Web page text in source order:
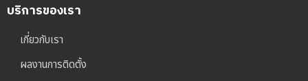
บริการของเรา
เกี่ยวกับเรา
ผลงานการติดตั้ง